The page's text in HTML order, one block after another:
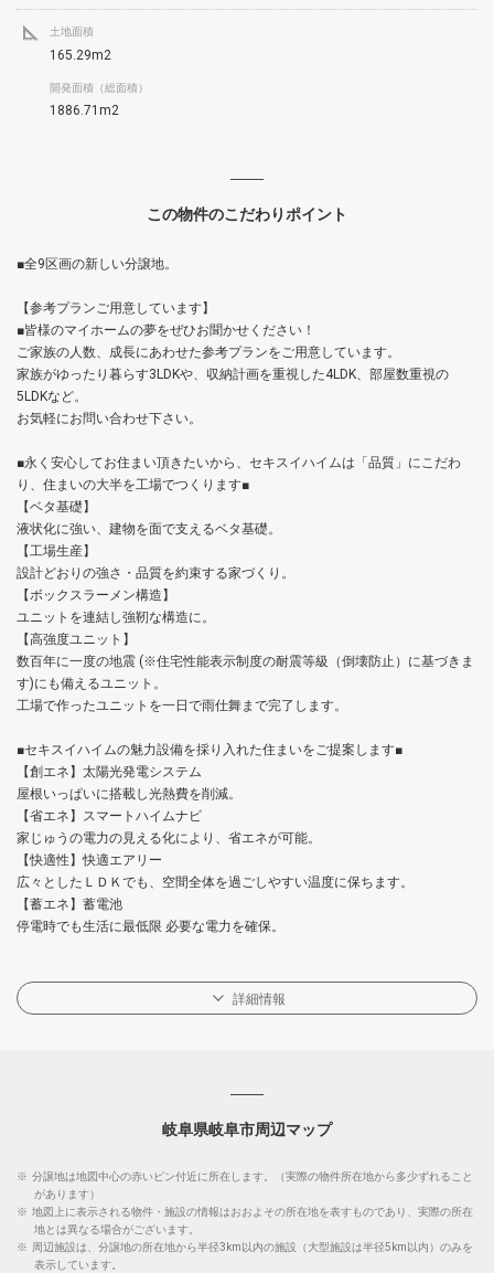
土地面積
165.29m2
開発面積（総面積）
1886.71m2
この物件のこだわりポイント
■全9区画の新しい分譲地。
【参考プランご用意しています】
■皆様のマイホームの夢をぜひお聞かせください！
ご家族の人数、成長にあわせた参考プランをご用意しています。
家族がゆったり暮らす3LDKや、収納計画を重視した4LDK、部屋数重視の
5LDKなど。
お気軽にお問い合わせ下さい。
■永く安心してお住まい頂きたいから、セキスイハイムは「品質」にこだわ
り、住まいの大半を工場でつくります■
【ベタ基礎】
液状化に強い、建物を面で支えるベタ基礎。
【工場生産】
設計どおりの強さ・品質を約束する家づくり。
【ボックスラーメン構造】
ユニットを連結し強靭な構造に。
【高強度ユニット】
数百年に一度の地震 (※住宅性能表示制度の耐震等級（倒壊防止）に基づきま
す)にも備えるユニット。
工場で作ったユニットを一日で雨仕舞まで完了します。
■セキスイハイムの魅力設備を採り入れた住まいをご提案します■
【創エネ】太陽光発電システム
屋根いっぱいに搭載し光熱費を削減。
【省エネ】スマートハイムナビ
家じゅうの電力の見える化により、省エネが可能。
【快適性】快適エアリー
広々としたＬＤＫでも、空間全体を過ごしやすい温度に保ちます。
【蓄エネ】蓄電池
停電時でも生活に最低限 必要な電力を確保。
詳細情報
岐阜県岐阜市周辺マップ
※ 分譲地は地図中心の赤いピン付近に所在します。（実際の物件所在地から多少ずれること
があります）
※ 地図上に表示される物件・施設の情報はおおよその所在地を表すものであり、実際の所在
地とは異なる場合がございます。
※
周辺施設は、分譲地の所在地から半径3km以内の施設（大型施設は半径5km以内）のみを
表示しています。